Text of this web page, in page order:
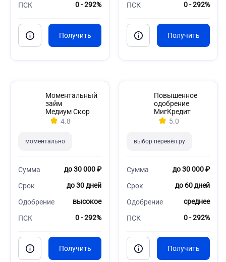
ПСК 0 - 292% ПСК 0 - 292%
Моментальный
займ
Медиум Скор
4.8
моментально
Сумма до 30 000 ₽
Срок до 30 дней
Одобрение высокое
ПСК 0 - 292%
Повышенное
одобрение
МигКредит
5.0
выбор перевёл.ру
Сумма до 30 000 ₽
Срок до 60 дней
Одобрение среднее
ПСК 0 - 292%